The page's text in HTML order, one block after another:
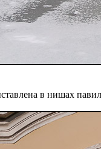
в нишах